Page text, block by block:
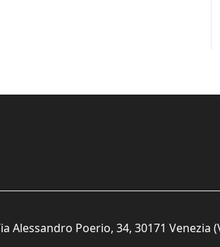
Alessandro Poerio, 34, 30171 Venezia